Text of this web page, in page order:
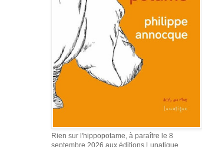
Rien sur l'hippopotame, à paraître le 8
septembre 2026 aux éditions Lunatique